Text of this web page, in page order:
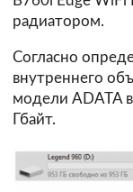
радиатором.
Согласно
внутреннего
модели ADATA
Гбайт.